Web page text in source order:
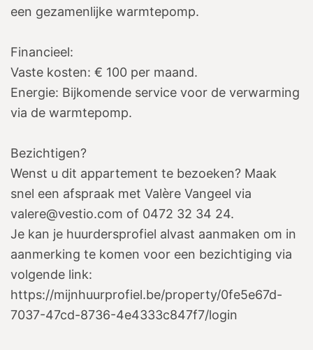
een gezamenlijke warmtepomp.
Financieel:
Vaste kosten: € 100 per maand.
Energie: Bijkomende service voor de verwarming
via de warmtepomp.
Bezichtigen?
Wenst u dit appartement te bezoeken? Maak
snel een afspraak met Valère Vangeel via
valere@vestio.com of 0472 32 34 24.
Je kan je huurdersprofiel alvast aanmaken om in
aanmerking te komen voor een bezichtiging via
volgende link:
https://mijnhuurprofiel.be/property/0fe5e67d-
7037-47cd-8736-4e4333c847f7/login